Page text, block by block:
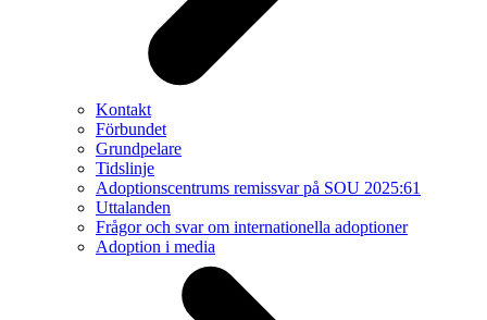
Kontakt
Förbundet
Grundpelare
Tidslinje
Adoptionscentrums remissvar på SOU 2025:61
Uttalanden
Frågor och svar om internationella adoptioner
Adoption i media